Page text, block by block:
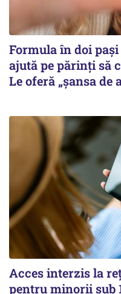
Formula în doi
ajută pe părinți să
Le oferă „șansa de
Acces interzis la
pentru minorii sub